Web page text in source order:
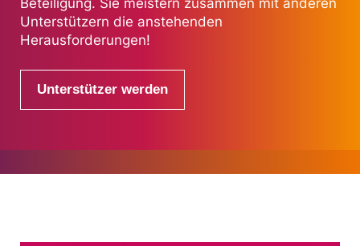
Unterstützern die anstehenden
Herausforderungen!
Unterstützer werden